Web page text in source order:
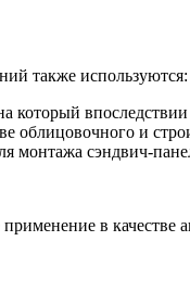
также используются:
который
облицовочного и
сэндвич-
в качестве